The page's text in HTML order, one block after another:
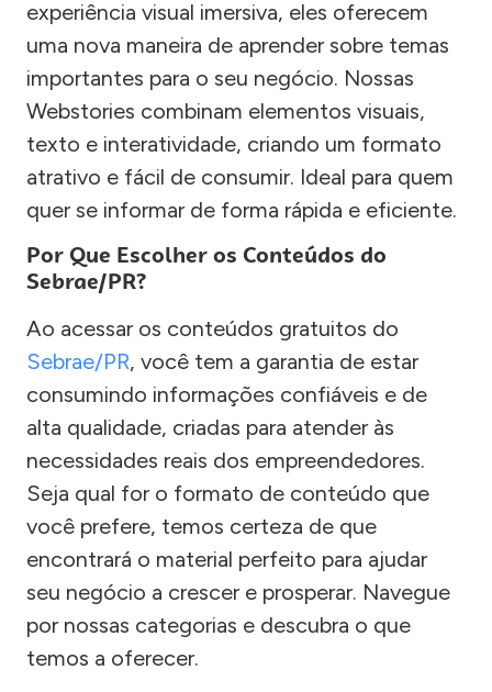
experiência visual imersiva, eles oferecem
uma nova maneira de aprender sobre temas
importantes para o seu negócio. Nossas
Webstories combinam elementos visuais,
texto e interatividade, criando um formato
atrativo e fácil de consumir. Ideal para quem
quer se informar de forma rápida e eficiente.
Por Que Escolher os Conteúdos do
Sebrae/PR?
Ao acessar os conteúdos gratuitos do
Sebrae/PR, você tem a garantia de estar
consumindo informações confiáveis e de
alta qualidade, criadas para atender às
necessidades reais dos empreendedores.
Seja qual for o formato de conteúdo que
você prefere, temos certeza de que
encontrará o material perfeito para ajudar
seu negócio a crescer e prosperar. Navegue
por nossas categorias e descubra o que
temos a oferecer.